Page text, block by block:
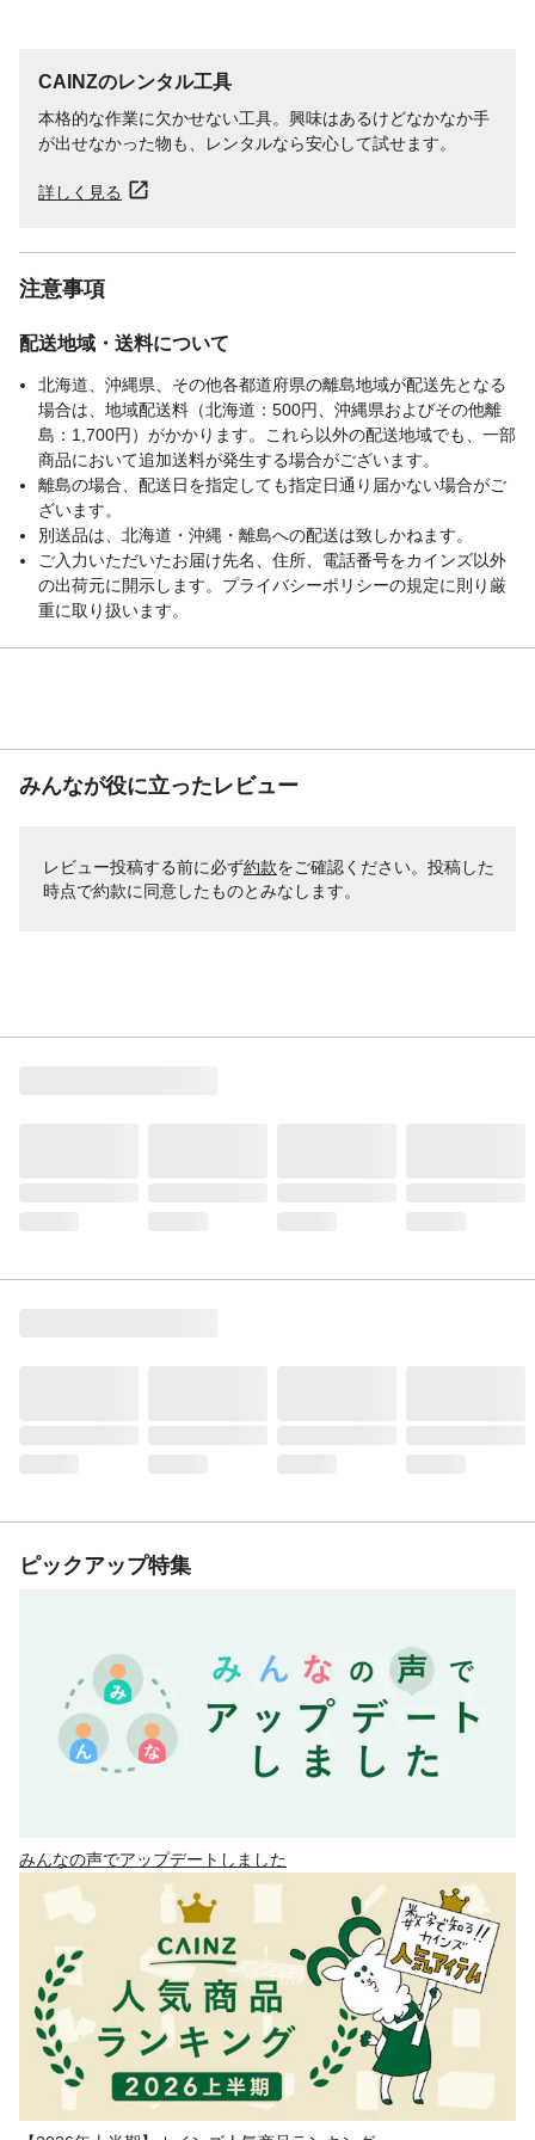
CAINZのレンタル工具
本格的な作業に欠かせない工具。興味はあるけどなかなか手
が出せなかった物も、レンタルなら安心して試せます。
詳しく見る
注意事項
配送地域・送料について
北海道、沖縄県、その他各都道府県の離島地域が配送先となる
場合は、地域配送料（北海道：500円、沖縄県およびその他離
島：1,700円）がかかります。これら以外の配送地域でも、一部
商品において追加送料が発生する場合がございます。
離島の場合、配送日を指定しても指定日通り届かない場合がご
ざいます。
別送品は、北海道・沖縄・離島への配送は致しかねます。
ご入力いただいたお届け先名、住所、電話番号をカインズ以外
の出荷元に開示します。プライバシーポリシーの規定に則り厳
重に取り扱います。
みんなが役に立ったレビュー
レビュー投稿する前に必ず約款をご確認ください。投稿した
時点で約款に同意したものとみなします。
ピックアップ特集
みんなの声でアップデートしました